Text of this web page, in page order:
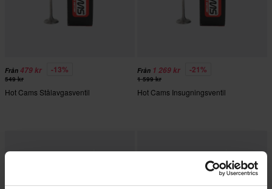
Från 479 kr -13%
549 kr
Hot Cams Stålavgasventil
Från 1 269 kr -21%
1 599 kr
Hot Cams Insugningsventil